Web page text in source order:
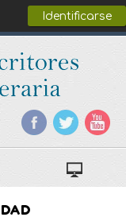
Identificarse